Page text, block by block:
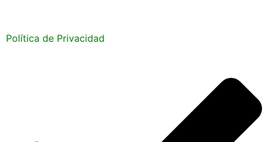
Política de Privacidad